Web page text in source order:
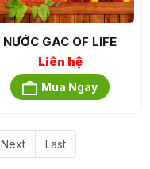
NƯỚC GAC OF LIFE
Liên hệ
Mua Ngay
Next Last